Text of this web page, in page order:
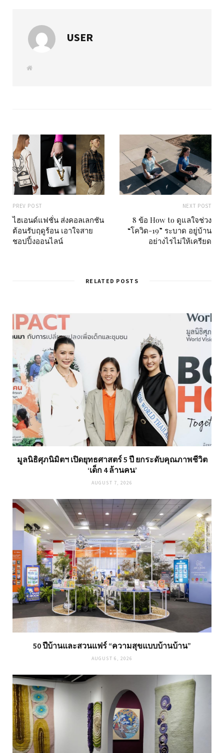
USER
W
PREV POST
ไฮเอนด์แฟชั่น ส่งคอลเลกชัน
ต้อนรับฤดูร้อน เอาใจสาย
ชอปปิ้งออนไลน์
NEXT POST
8 ข้อ How to ดูแลใจช่วง
“โควิด-19” ระบาด อยู่บ้าน
อย่างไรไม่ให้เครียด
RELATED POSTS
มูลนิธิศุภนิมิตฯ เปิดยุทธศาสตร์ 5 ปี ยกระดับคุณภาพชีวิต
‘เด็ก 4 ล้านคน’
AUGUST 7, 2026
50 ปีบ้านและสวนแฟร์ “ความสุขแบบบ้านบ้าน”
AUGUST 6, 2026